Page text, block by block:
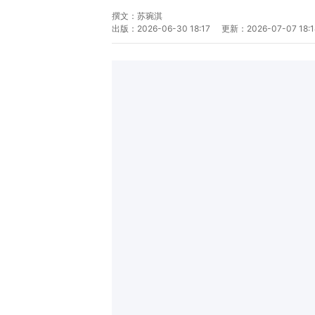
撰文： 苏琬淇
出版： 2026-06-30 18:17 更新： 2026-07-07